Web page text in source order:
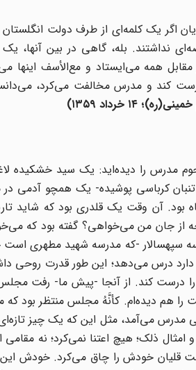
اگر یک کلمه‌ای از طرف دولت انگلستان
نداشتند. بله، گاهی در بین
همه می‌ایستاد و مع‌الأسف اینها
کند و مدرس مخالفت می‌کرد،
۱۴ خرداد ۱۳۵۹
)
مدرس را دیده‌اید: یک سید
تنبان کرباسی پوشیده- یک همچو آدمی
بود. آن وقت یک قلدری بود که شاید
از جان من می‌خواهی؟ گفته بود که
سپهسالار -که مدرسه شهید مطهری
دارد درس می‌دهد؛ این طور قدرت روحی
را درست کند. از آنجا -پیش ما- رفت
دیده‌ام. کأنَّهُ مجلس منتظر بود که
می‌آمد، مثل این که یک چیز
و امثال ذلک؛ هیچ اعتنا نمی‌کرد؛ نه
قلیان خودش را چاق می‌کرد. خودش این